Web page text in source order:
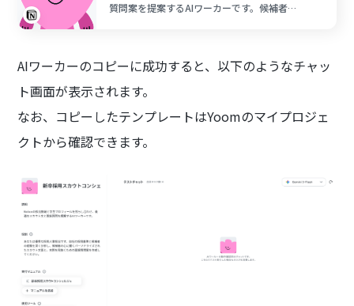
質問案を提案するAIワーカーです。候補者一
おすすめです。
AIワーカーのコピーに成功すると、以下のようなチャッ
ト画面が表示されます。
なお、コピーしたテンプレートはYoomのマイプロジェ
クトから確認できます。